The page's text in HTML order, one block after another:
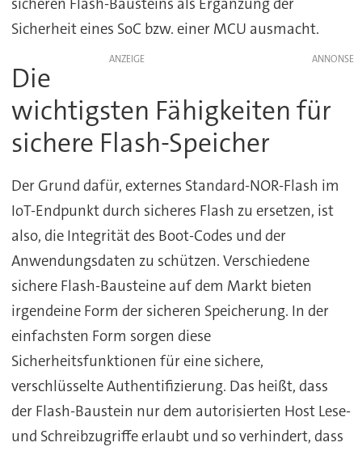
Sicherheit eines SoC bzw. einer MCU ausmacht.
ANZEIGE
Die
wichtigsten Fähigkeiten für
sichere Flash-Speicher
Der Grund dafür, externes Standard-NOR-Flash im
IoT-Endpunkt durch sicheres Flash zu ersetzen, ist
also, die Integrität des Boot-Codes und der
Anwendungsdaten zu schützen. Verschiedene
sichere Flash-Bausteine auf dem Markt bieten
irgendeine Form der sicheren Speicherung. In der
einfachsten Form sorgen diese
Sicherheitsfunktionen für eine sichere,
verschlüsselte Authentifizierung. Das heißt, dass
der Flash-Baustein nur dem autorisierten Host Lese-
und Schreibzugriffe erlaubt und so verhindert, dass